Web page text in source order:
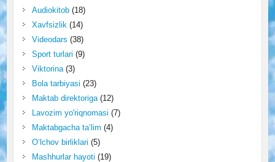
Audiokitob(18)
Xavfsizlik(14)
Videodars (38)
Sport turlari (9)
Viktorina(3)
Bola tarbiyasi (23)
Maktab direktoriga(12)
Lavozim yo'riqnomasi (7)
Maktabgacha ta’lim (4)
O‘lchov birliklari (5)
Mashhurlar hayoti (19)